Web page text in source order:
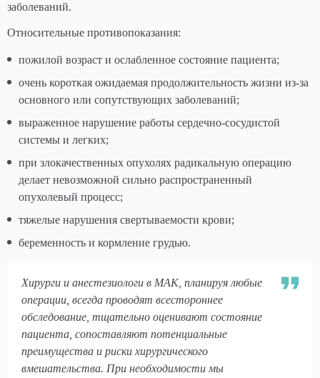
заболеваний.
Относительные противопоказания:
пожилой возраст и ослабленное состояние пациента;
очень короткая ожидаемая продолжительность жизни из-за
основного или сопутствующих заболеваний;
выраженное нарушение работы сердечно-сосудистой
системы и легких;
при злокачественных опухолях радикальную операцию
делает невозможной сильно распространенный
опухолевый процесс;
тяжелые нарушения свертываемости крови;
беременность и кормление грудью.
Хирурги и анестезиологи в МАК, планируя любые
операции, всегда проводят всестороннее
обследование, тщательно оценивают состояние
пациента, сопоставляют потенциальные
преимущества и риски хирургического
вмешательства. При необходимости мы